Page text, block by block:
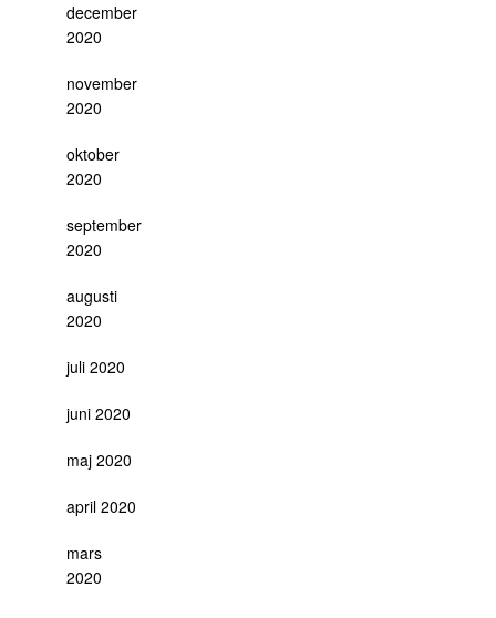
december
2020
november
2020
oktober
2020
september
2020
augusti
2020
juli 2020
juni 2020
maj 2020
april 2020
mars
2020